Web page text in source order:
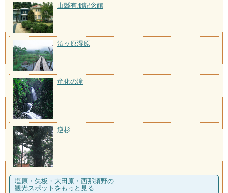
山縣有朋記念館
沼ッ原湿原
竜化の滝
逆杉
塩原・矢板・大田原・西那須野の
観光スポットをもっと見る